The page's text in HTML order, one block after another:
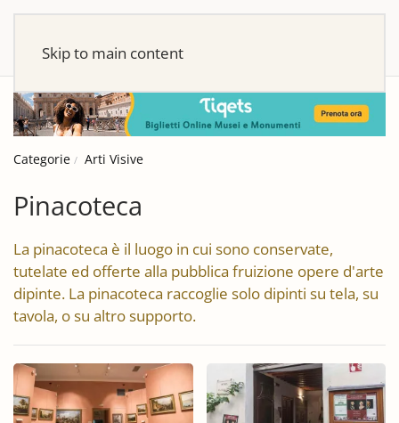
Skip to main content
Categorie Arti Visive
Pinacoteca
La pinacoteca è il luogo in cui sono conservate,
tutelate ed offerte alla pubblica fruizione opere d'arte
dipinte. La pinacoteca raccoglie solo dipinti su tela, su
tavola, o su altro supporto.